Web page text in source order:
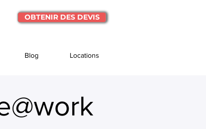
OBTENIR DES DEVIS
Blog Locations